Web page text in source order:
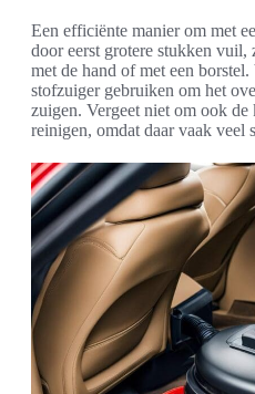
Een efficiënte manier om met
door eerst grotere stukken
met de hand of met een
stofzuiger gebruiken om het
zuigen. Vergeet niet om ook
reinigen, omdat daar vaak veel